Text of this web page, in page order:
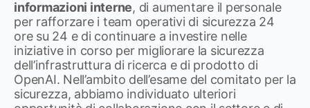
informazioni interne, di aumentare il personale
per rafforzare i team operativi di sicurezza 24
ore su 24 e di continuare a investire nelle
iniziative in corso per migliorare la sicurezza
dell’infrastruttura di ricerca e di prodotto di
OpenAI. Nell’ambito dell’esame del comitato per la
sicurezza, abbiamo individuato ulteriori